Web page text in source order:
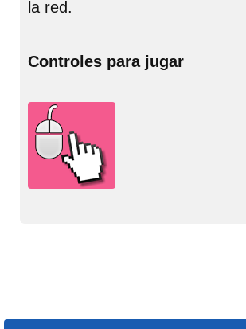
la red.
Controles para jugar